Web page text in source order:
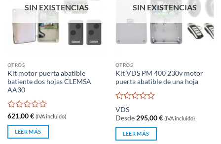
SIN EXISTENCIAS
OTROS
Kit motor puerta abatible
batiente dos hojas CLEMSA
AA30
Valorado
con
de
621,00€ (IVA incluido)
LEER MÁS
SIN EXISTENCIAS
OTROS
Kit VDS PM 400 230v motor
puerta abatible de una hoja
Valorado
con
0
5
VDS
Desde 295,00€ (IVA incluido)
LEER MÁS